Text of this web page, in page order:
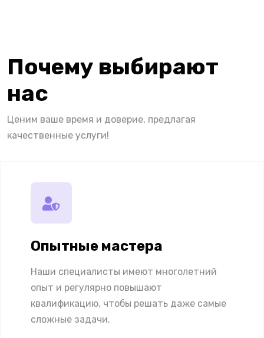
Почему выбирают
нас
Ценим ваше время и доверие, предлагая
качественные услуги!
Опытные мастера
Наши специалисты имеют многолетний
опыт и регулярно повышают
квалификацию, чтобы решать даже самые
сложные задачи.